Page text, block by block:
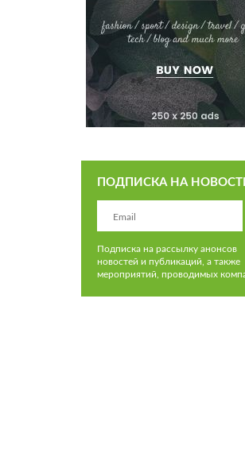
ПОДПИСКА НА
Подписка на рассылку анонсов
новостей и публикаций, а также
мероприятий, проводимых